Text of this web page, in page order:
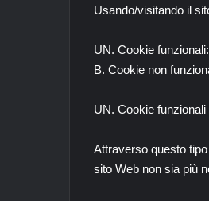
Usando/visitando il
UN. Cookie
B. Cookie non
UN. Cookie funzionali
Attraverso questo
sito Web non sia più